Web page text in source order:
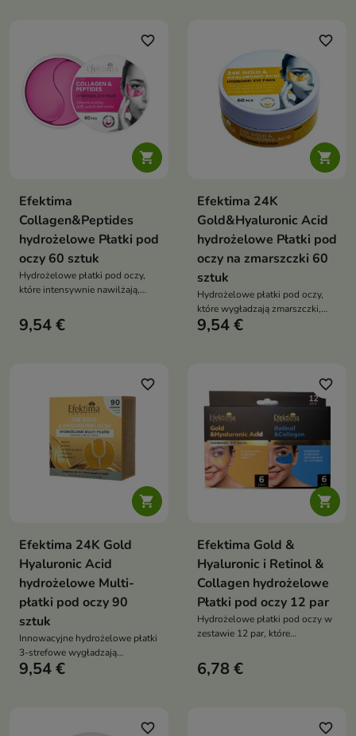

favorite_border
Efektima
Collagen&Peptides
hydrożelowe Płatki pod
oczy 60 sztuk
Hydrożelowe płatki pod oczy,
które intensywnie nawilżają,
poprawiają jędrność skóry,
przywracając spojrzeniu
9,54 €

favorite_border
Efektima 24K
Gold&Hyaluronic Acid
hydrożelowe Płatki pod
oczy na zmarszczki 60
sztuk
Hydrożelowe płatki pod oczy,
które wygładzają zmarszczki,
intensywnie nawilżają i redukują
9,54 €

favorite_border
Efektima 24K Gold
Hyaluronic Acid
hydrożelowe Multi-
płatki pod oczy 90
sztuk
Innowacyjne hydrożelowe płatki
3-strefowe wygładzają
zmarszczki, nawilżają i
9,54 €

favorite_border
Efektima Gold &
Hyaluronic i Retinol &
Collagen hydrożelowe
Płatki pod oczy 12 par
Hydrożelowe płatki pod oczy w
zestawie 12 par, które
wygładzają zmarszczki i
redukują oznaki zmęczenia,
6,78 €
favorite_border favorite_border